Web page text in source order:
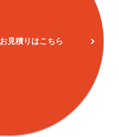
見積りはこちら